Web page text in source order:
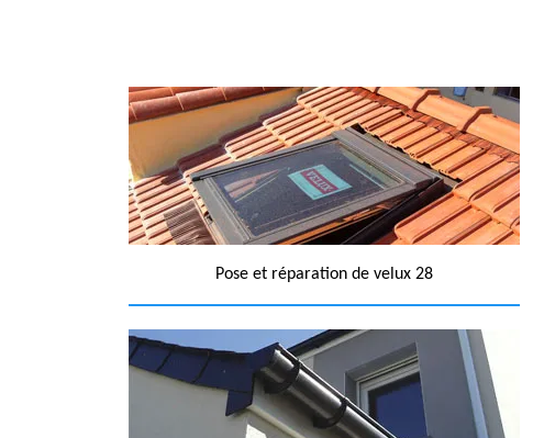
Pose et réparation de velux 28